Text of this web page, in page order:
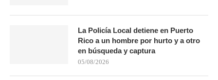
La Policía Local detiene en Puerto
Rico a un hombre por hurto y a otro
en búsqueda y captura
05/08/2026